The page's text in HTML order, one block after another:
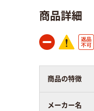
商品詳細
商品の特徴
メーカー名